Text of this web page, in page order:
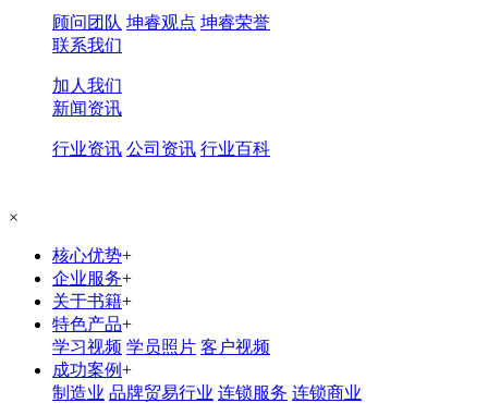
顾问团队 坤睿观点 坤睿荣誉
联系我们
加人我们
新闻资讯
行业资讯 公司资讯 行业百科
×
核心优势+
企业服务+
关于书籍+
特色产品+
学习视频 学员照片 客户视频
成功案例+
制造业 品牌贸易行业 连锁服务 连锁商业